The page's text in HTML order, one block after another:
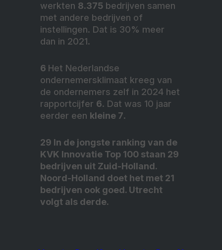
werkten 8.375 bedrijven samen
met andere bedrijven of
instellingen. Dat is 30% meer
dan in 2021.
6 Het Nederlandse
ondernemersklimaat kreeg van
de ondernemers zelf in 2024 het
rapportcijfer 6. Dat was 10 jaar
eerder een kleine 7.
29 In de jongste ranking van de
KVK Innovatie Top 100 staan 29
bedrijven uit Zuid-Holland.
Noord-Holland doet het met 21
bedrijven ook goed. Utrecht
volgt als derde.